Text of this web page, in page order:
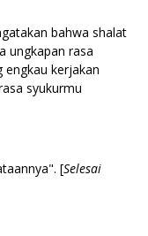
bahwa shalat
ungkapan rasa
engkau kerjakan
syukurmu
[Selesai